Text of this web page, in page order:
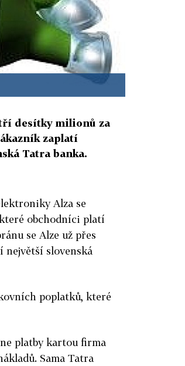
desítky milionů za
zaplatí
Tatra banka.
Alza se
obchodníci platí
se Alze už přes
slovenská
poplatků, které
platby kartou firma
Sama Tatra